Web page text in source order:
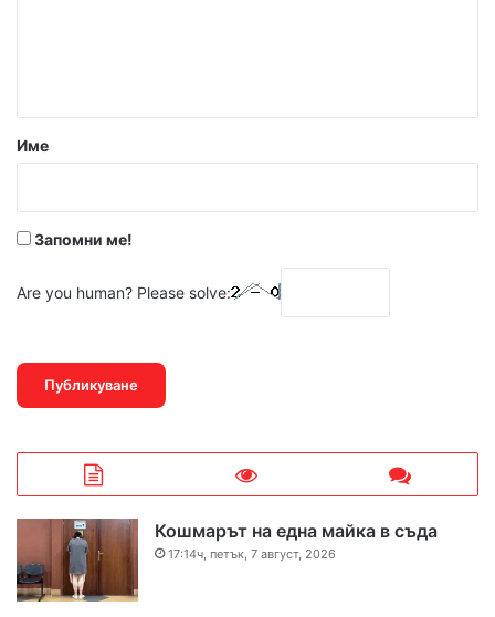
р
Име
Запомни ме!
Are you human? Please solve:
Кошмарът на една майка в съда
17:14ч, петък, 7 август, 2026